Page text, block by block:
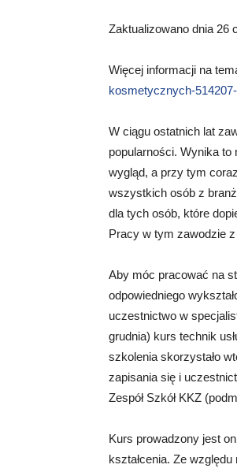
Zaktualizowano dnia 26
Więcej informacji na
kosmetycznych-
W ciągu ostatnich lat
popularności. Wynika to
wygląd, a przy tym
wszystkich osób z
dla tych osób, które
Pracy w tym zawodzie
Aby móc pracować na
odpowiedniego
uczestnictwo w
grudnia) kurs technik
szkolenia skorzystało
zapisania się i
Zespół Szkół KKZ
Kurs prowadzony jest
kształcenia. Ze